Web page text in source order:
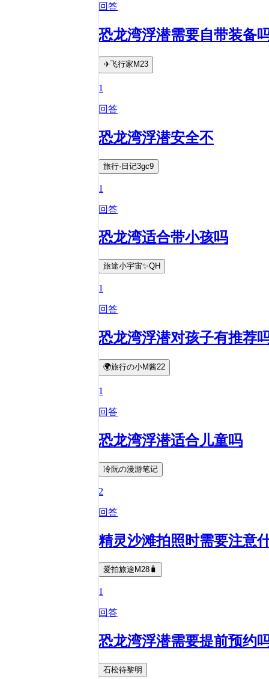
回答
恐龙湾浮潜需要自带装备
✈️飞行家M23
1
回答
恐龙湾浮潜安全不
旅行·日记3gc9
1
回答
恐龙湾适合带小孩吗
旅途小宇宙✨QH
1
回答
恐龙湾浮潜对孩子有推荐
🌍旅行の小M酱22
1
回答
恐龙湾浮潜适合儿童吗
冷阮の漫游笔记
2
回答
精灵沙滩拍照时需要注意
爱拍旅途M28🧳
1
回答
恐龙湾浮潜需要提前预约
石松待黎明